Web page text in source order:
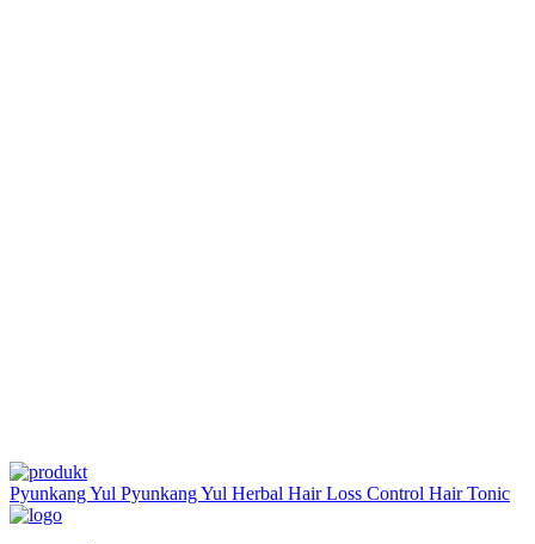
Pyunkang Yul Pyunkang Yul Herbal Hair Loss Control Hair Tonic